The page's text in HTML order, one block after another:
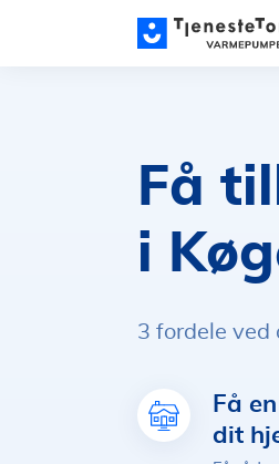
Få
i
3 fordele ved
Få
dit